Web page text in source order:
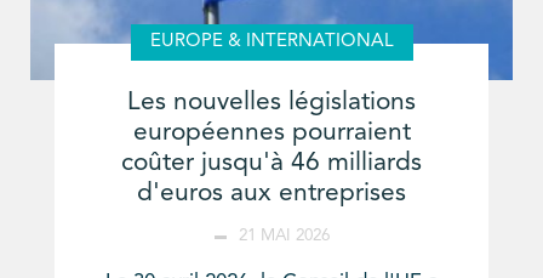
EUROPE & INTERNATIONAL
Les nouvelles législations
européennes pourraient
coûter jusqu'à 46 milliards
d'euros aux entreprises
21 MAI 2026